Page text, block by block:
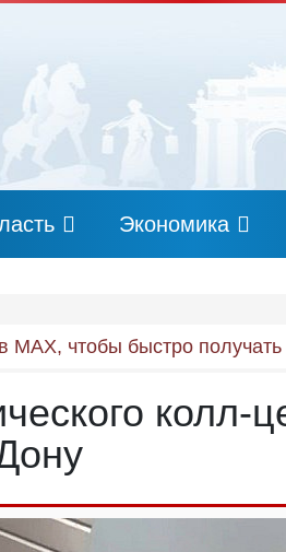
Экономика
MAX, чтобы быстро
колл-